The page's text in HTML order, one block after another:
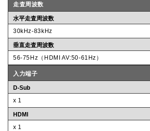
走査周波数
水平走査周波数
30kHz-83kHz
垂直走査周波数
56-75Hz（HDMI AV:50-61Hz）
入力端子
D-Sub
x 1
HDMI
x 1